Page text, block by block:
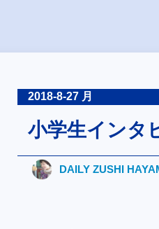
2018-8-27 月
小学生インタ
DAILY ZUSHI